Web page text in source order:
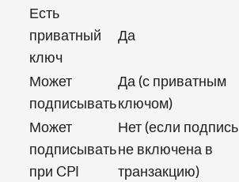
Есть
приватный
ключ
Да
Может
подписывать
Да (с приватным
ключом)
Может
подписывать
при CPI
Нет (если подпись
не включена в
транзакцию)